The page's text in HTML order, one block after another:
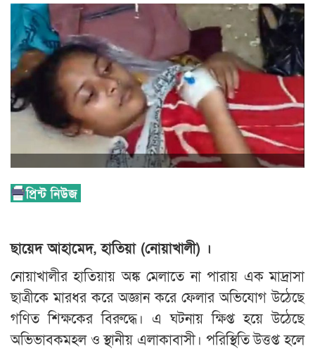
ছায়েদ আহামেদ, হাতিয়া (নোয়াখালী) ।
নোয়াখালীর হাতিয়ায় অঙ্ক মেলাতে না পারায় এক মাদ্রাসা
ছাত্রীকে মারধর করে অজ্ঞান করে ফেলার অভিযোগ উঠেছে
গণিত শিক্ষকের বিরুদ্ধে। এ ঘটনায় ক্ষিপ্ত হয়ে উঠেছে
অভিভাবকমহল ও স্থানীয় এলাকাবাসী। পরিস্থিতি উত্তপ্ত হলে